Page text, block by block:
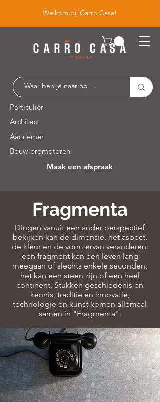
Welkom bij Carro Casa!
Particulier
Architect
Aannemer
Bouw promotoren
Maak een afspraak
Leuvensesteenweg 526 / 1930 Zaventem
Fragmenta
Dingen vanuit een ander perspectief
bekijken kan de dimensie, het aspect,
de kleur en de vorm ervan veranderen:
een fragment kan een leven lang
meegaan of slechts enkele seconden,
het kan een steen zijn of een heel
continent. Stukken geschiedenis en
kennis, traditie en innovatie,
technologie en kunst komen allemaal
samen in "Fragmenta".